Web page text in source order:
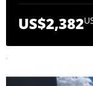
US$2,382